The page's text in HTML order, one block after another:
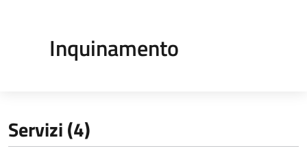
Inquinamento
Servizi (4)